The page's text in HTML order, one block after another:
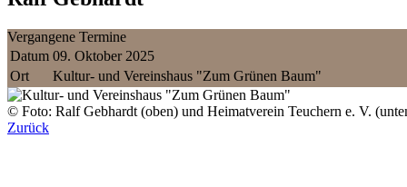
Vergangene Termine
Datum 09. Oktober 2025
Ort
Kultur- und Vereinshaus "Zum Grünen Baum"
© Foto: Ralf Gebhardt (oben) und Heimatverein Teuchern e. V.
Zurück